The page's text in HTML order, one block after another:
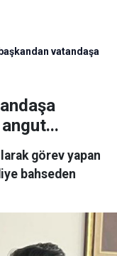
vatandaşa
görev yapan
bahseden